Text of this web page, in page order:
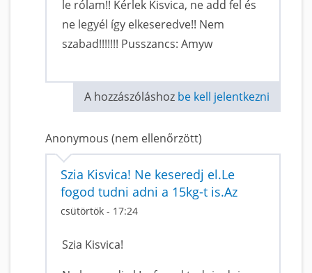
le rólam!! Kérlek Kisvica, ne add fel és
ne legyél így elkeseredve!! Nem
szabad!!!!!!! Pusszancs: Amyw
A hozzászóláshoz be kell jelentkezni
Anonymous (nem ellenőrzött)
Szia Kisvica! Ne keseredj el.Le
fogod tudni adni a 15kg-t is.Az
csütörtök - 17:24
Szia Kisvica!